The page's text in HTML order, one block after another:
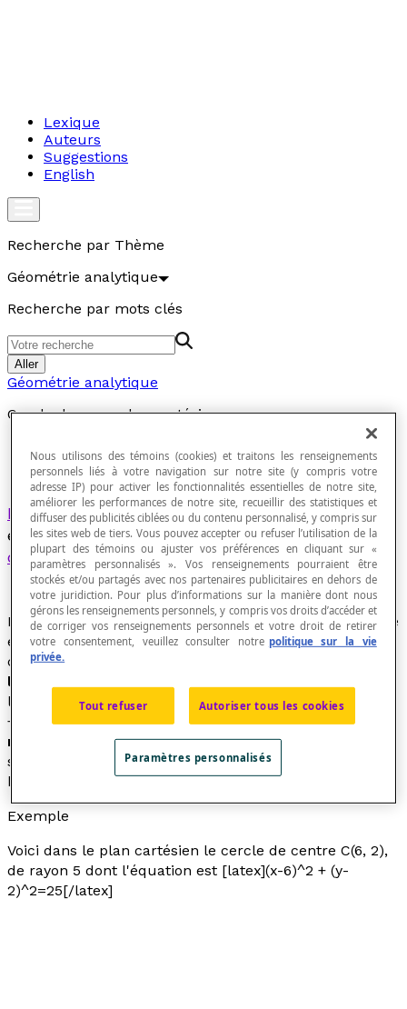
Lexique
Auteurs
Suggestions
English
Recherche par Thème
Géométrie analytique
Recherche par mots clés
Aller
Géométrie analytique
Cercle dans un plan cartésien
Lieude tous les points de coordonnées (x,y)
équidistants d’un point fixe appelé lecentre du
cercle.
La distance séparant les points du cercle de son centre
est appelée lerayon du cercle. Si les coordonnées du
centre sont (0, 0), on dit que le cercle est
l’origine
l'origine d'un système d'axes cartésiens est : [latex]x^2
+ y^2=r^2[/latex]. L'équation d'un cercle de rayon
r
et centré au point de coordonnées C(h
système d'axes cartésiens est : [latex](x-h)^2 + (y-
k)^2=r^2[/latex].
Exemple
Voici dans le plan cartésien le cercle de centre C(6, 2),
de rayon 5 dont l'équation est [latex](x-6)^2 + (y-
2)^2=25[/latex]
Nous utilisons des témoins (cookies) et traitons les renseignements
personnels liés à votre navigation sur notre site (y compris votre
adresse IP) pour activer les fonctionnalités essentielles de notre site,
améliorer les performances de notre site, recueillir des statistiques et
diffuser des publicités ciblées ou du contenu personnalisé, y compris sur
les sites web de tiers. Vous pouvez accepter ou refuser l’utilisation de la
plupart des témoins ou ajuster vos préférences en cliquant sur «
paramètres personnalisés ». Vos renseignements pourraient être
stockés et/ou partagés avec nos partenaires publicitaires en dehors de
votre juridiction. Pour plus d’informations sur la manière dont nous
gérons les renseignements personnels, y compris vos droits d’accéder et
de corriger vos renseignements personnels et votre droit de retirer
votre consentement, veuillez consulter notre politique sur la vie
privée.
Tout refuser Autoriser tous les cookies
Paramètres personnalisés